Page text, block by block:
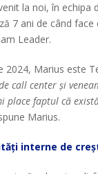
la noi, în echipa
7 ani de când
Leader.
2024, Marius este
call center și
place faptul că
Marius.
interne de